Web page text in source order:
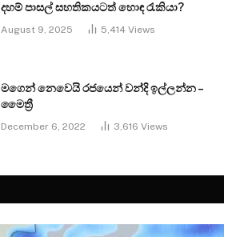
දහම් පාසල් සහතිකයටත් හොඳ රැකියා?
August 9, 2025 5,414 Views
මගෙන් නෙවෙයි රජයෙන් වන්දි ඉල්ලන්න –
මෛත්‍රී
December 6, 2022 3,616 Views